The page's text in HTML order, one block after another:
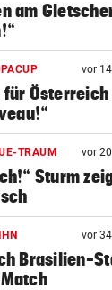
am
vor
Österreich
TRAUM vor
Sturm
vor
Brasilien-